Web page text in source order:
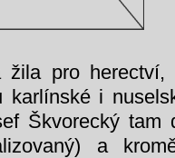
žila pro
i
Škvorecký tam
a